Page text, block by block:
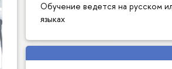
Обучение ведется на русском
языках